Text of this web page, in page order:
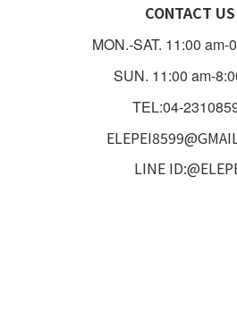
CONTACT US
MON.-SAT. 11:00 am-
SUN. 11:00 am-
TEL:04-
LINE